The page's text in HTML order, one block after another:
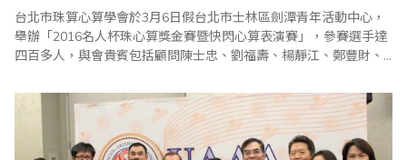
台北市珠算心算學會於3月6日假台北市士林區劍潭青年活動中心，
舉辦「2016名人杯珠心算獎金賽暨快閃心算表演賽」，參賽選手達
四百多人，與會貴賓包括顧問陳士忠、劉福壽、楊靜江、鄭豐財、
彥光宣布比賽開始，選手梁勝宥宣誓後揭開序幕。 本次主要競賽項
目除珠算、心算競賽外，「珠算逐項獎金賽」，更是高潮迭起，由
於是從珠算名人組最優前5名中選拔出來，..